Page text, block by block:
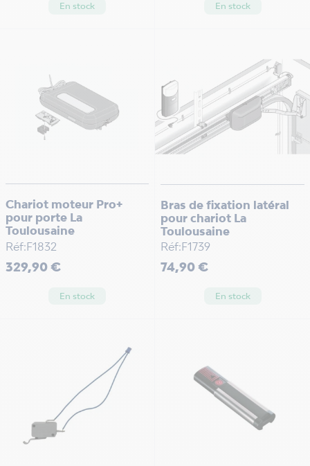
En stock En stock
Chariot moteur Pro+
pour porte La
Toulousaine
Réf:F1832
Prix
329,90 €
En stock
Bras de fixation latéral
pour chariot La
Toulousaine
Réf:F1739
Prix
74,90 €
En stock